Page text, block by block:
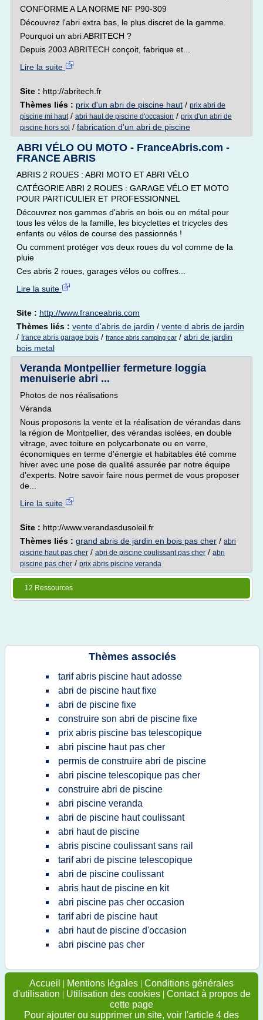
CONFORME A LA NORME NF P90-309
Découvrez l'abri extra bas, le plus discret de la gamme.
Pourquoi un abri ABRITECH ?
Depuis 2003 ABRITECH conçoit, fabrique et...
Lire la suite
Site : http://abritech.fr
Thèmes liés : prix d'un abri de piscine haut / prix abri de
piscine mi haut/ abri haut de piscine d'occasion / prix d'un abri de
piscine hors sol / fabrication d'un abri de piscine
ABRI VÉLO OU MOTO - FranceAbris.com -
FRANCE ABRIS
ABRIS 2 ROUES : ABRI MOTO ET ABRI VÉLO
CATÉGORIE ABRI 2 ROUES : GARAGE VÉLO ET MOTO
POUR PARTICULIER ET PROFESSIONNEL
Découvrez nos gammes d'abris en bois ou en métal pour
tous les vélos de la famille, les bicyclettes et tricycles des
enfants ou vélos de course des passionnés !
Ou comment protéger vos deux roues du vol comme de la
pluie
Ces abris 2 roues, garages vélos ou coffres...
Lire la suite
Site : http://www.franceabris.com
Thèmes liés : vente d'abris de jardin / vente d abris de jardin
/ france abris garage bois / france abris camping car / abri de jardin
bois metal
Veranda Montpellier fermeture loggia
menuiserie abri ...
Photos de nos réalisations
Véranda
Nous proposons la vente et la réalisation de vérandas dans
la région de Montpellier, des vérandas isolées, en double
vitrage, avec toiture en polycarbonate ou en verre,
économiques en terme d'énergie et habitables été comme
hiver avec une pose de qualité assurée par notre équipe
d'experts. Notre savoir faire nous permet de vous proposer
de...
Lire la suite
Site : http://www.verandasdusoleil.fr
Thèmes liés : grand abris de jardin en bois pas cher / abri
piscine haut pas cher / abri de piscine coulissant pas cher / abri
piscine pas cher / prix abris piscine veranda
12 Ressources
Thèmes associés
tarif abris piscine haut adosse
abri de piscine haut fixe
abri de piscine fixe
construire son abri de piscine fixe
prix abris piscine bas telescopique
abri piscine haut pas cher
permis de construire abri de piscine
abri piscine telescopique pas cher
construire abri de piscine
abri piscine veranda
abri de piscine haut coulissant
abri haut de piscine
abris piscine coulissant sans rail
tarif abri de piscine telescopique
abri de piscine coulissant
abris haut de piscine en kit
abri piscine pas cher occasion
tarif abri de piscine haut
abri haut de piscine d'occasion
abri piscine pas cher
Accueil | Mentions légales | Conditions générales
d'utilisation | Utilisation des cookies| Contact à propos de
cette page
Pour ajouter ou supprimer un site, voir l'article 4 des